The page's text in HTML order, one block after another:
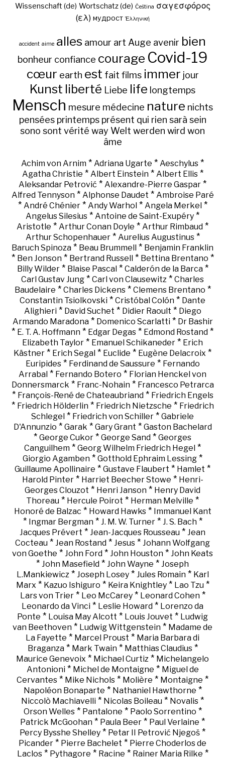
Wissenschaft (de) Wortschatz (de) Čeština σαγεσφόρος
(ελ) мудрост Ἑλληνική
accident aime alles amour art Auge avenir bien
bonheur confiance courage Covid-19
cœur earth est fait films immer jour
Kunst liberté Liebe life longtemps
Mensch mesure médecine nature nichts
pensées printemps présent qui rien sarà sein
sono sont vérité way Welt werden wird won
âme
Achim von Arnim * Adriana Ugarte * Aeschylus *
Agatha Christie * Albert Einstein* Albert Ellis*
Aleksandar Petrović * Alexandre-Pierre Gaspar *
Alfred Tennyson* Alphonse Daudet * Ambroise Paré
* André Chénier* Andy Warhol * Angela Merkel *
Angelus Silesius * Antoine de Saint-Exupéry *
Aristotle * Arthur Conan Doyle * Arthur Rimbaud *
Arthur Schopenhauer* Aurelius Augustinus*
Baruch Spinoza * Beau Brummell * Benjamin Franklin
* Ben Jonson* Bertrand Russell * Bettina Brentano *
Billy Wilder* Blaise Pascal* Calderón de la Barca*
Carl Gustav Jung * Carl von Clausewitz * Charles
Baudelaire * Charles Dickens* Clemens Brentano *
Constantin Tsiolkovski * Cristóbal Colón * Dante
Alighieri* David Suchet * Didier Raoult * Diego
Armando Maradona* Domenico Scarlatti* Dr Bashir
* E. T. A. Hoffmann * Edgar Degas * Edmond Rostand *
Elizabeth Taylor * Emanuel Schikaneder * Erich
Kästner * Erich Segal * Euclide * Eugène Delacroix *
Euripides* Ferdinand de Saussure * Fernando
Arrabal * Fernando Botero * Florian Henckel von
Donnersmarck * Franc-Nohain* Francesco Petrarca
* François-René de Chateaubriand* Friedrich Engels
* Friedrich Hölderlin* Friedrich Nietzsche * Friedrich
Schlegel * Friedrich von Schiller * Gabriele
D'Annunzio * Garak * Gary Grant * Gaston Bachelard
* George Cukor * George Sand * Georges
Canguilhem * Georg Wilhelm Friedrich Hegel *
Giorgio Agamben * Gotthold Ephraim Lessing *
Guillaume Apollinaire * Gustave Flaubert * Hamlet *
Harold Pinter* Harriet Beecher Stowe * Henri-
Georges Clouzot * Henri Janson * Henry David
Thoreau * Hercule Poirot * Herman Melville *
Honoré de Balzac * Howard Hawks* Immanuel Kant
* Ingmar Bergman* J. M. W. Turner* J. S. Bach*
Jacques Prévert * Jean-Jacques Rousseau * Jean
Cocteau * Jean Rostand * Jesus * Johann Wolfgang
von Goethe * John Ford * John Houston * John Keats
* John Masefield * John Wayne * Joseph
L.Mankiewicz* Joseph Losey* Jules Romain* Karl
Marx * Kazuo Ishiguro * Keira Knightley* Lao Tzu*
Lars von Trier* Leo McCarey* Leonard Cohen*
Leonardo da Vinci * Leslie Howard * Lorenzo da
Ponte * Louisa May Alcott * Louis Jouvet * Ludwig
van Beethoven * Ludwig Wittgenstein * Madame de
La Fayette * Marcel Proust * Maria Barbara di
Braganza* Mark Twain* Matthias Claudius*
Maurice Genevoix * Michael Curtiz * Michelangelo
Antonioni* Michel de Montaigne * Miguel de
Cervantes * Mike Nichols * Molière * Montaigne *
Napoléon Bonaparte * Nathaniel Hawthorne *
Niccolò Machiavelli * Nicolas Boileau * Novalis *
Orson Welles* Pantalone * Paolo Sorrentino *
Patrick McGoohan * Paula Beer * Paul Verlaine *
Percy Bysshe Shelley * Petar II Petrović Njegoš *
Picander * Pierre Bachelet * Pierre Choderlos de
Laclos* Pythagore * Racine * Rainer Maria Rilke *